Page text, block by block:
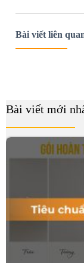
Bài viết liên
Bài viết mới